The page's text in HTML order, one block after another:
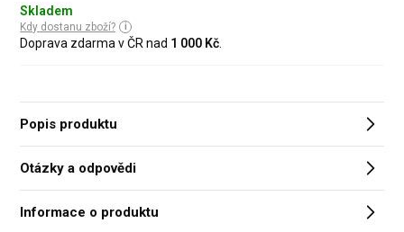
Skladem
Kdy dostanu zboží?
Doprava zdarma v ČR nad 1 000 Kč
Popis produktu
Otázky a odpovědi
Informace o produktu